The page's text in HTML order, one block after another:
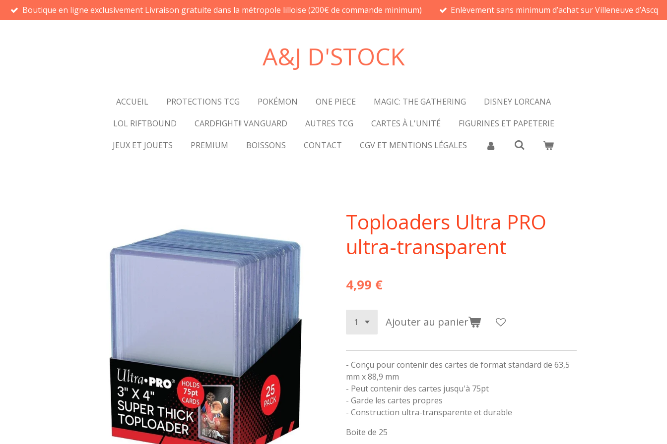
Passer
au
Boutique en ligne exclusivement Livraison gratuite dans la métropole lilloise (200€ de commande minimum) Enlèvement sans minimum d’achat sur Villeneuve d’Ascq
A&J D'STOCK
ACCUEIL PROTECTIONS TCG POKÉMON ONE PIECE MAGIC: THE GATHERING
DISNEY LORCANA
LOL RIFTBOUND
CARDFIGHT!! VANGUARD AUTRES TCG CARTES À L'UNITÉ
FIGURINES ET PAPETERIE
JEUX ET JOUETS
PREMIUM BOISSONS CONTACT CGV ET MENTIONS LÉGALES
Toploaders Ultra PRO
ultra-transparent
4,99 €
Ajouter au panier
- Conçu pour contenir des cartes de format standard de 63,5
mm x 88,9 mm
- Peut contenir des cartes jusqu'à 75pt
- Garde les cartes propres
- Construction ultra-transparente et durable
Boite de 25